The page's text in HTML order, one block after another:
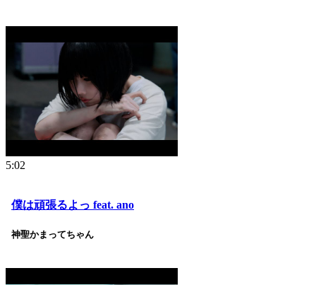
5:02
僕は頑張るよっ feat. ano
神聖かまってちゃん